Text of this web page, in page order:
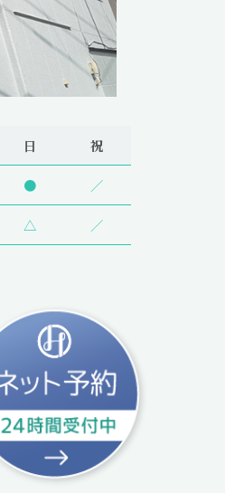
日 祝
● ／
△ ／
す。